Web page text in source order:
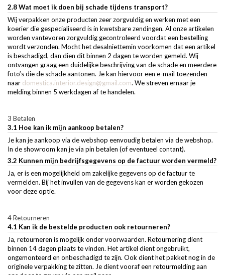
2.8 Wat moet ik doen bij schade tijdens transport?
Wij verpakken onze producten zeer zorgvuldig en werken met een
koerier die gespecialiseerd is in kwetsbare zendingen. Al onze artikelen
worden vantevoren zorgvuldig gecontroleerd voordat een bestelling
wordt verzonden. Mocht het desalniettemin voorkomen dat een artikel
is beschadigd, dan dien dit binnen 2 dagen te worden gemeld. Wij
ontvangen graag een duidelijke beschrijving van de schade en meerdere
foto’s die de schade aantonen. Je kan hiervoor een e-mail toezenden
naar domestica.interior.design@gmail.com. We streven ernaar je
melding binnen 5 werkdagen af te handelen.
3 Betalen
3.1 Hoe kan ik mijn aankoop betalen?
Je kan je aankoop via de webshop eenvoudig betalen via de webshop.
In de showroom kan je via pin betalen (of eventueel contant).
3.2 Kunnen mijn bedrijfsgegevens op de factuur worden vermeld?
Ja, er is een mogelijkheid om zakelijke gegevens op de factuur te
vermelden. Bij het invullen van de gegevens kan er worden gekozen
voor deze optie.
4 Retourneren
4.1 Kan ik de bestelde producten ook retourneren?
Ja, retourneren is mogelijk onder voorwaarden. Retournering dient
binnen 14 dagen plaats te vinden. Het artikel dient ongebruikt,
ongemonteerd en onbeschadigd te zijn. Ook dient het pakket nog in de
originele verpakking te zitten. Je dient vooraf een retourmelding aan